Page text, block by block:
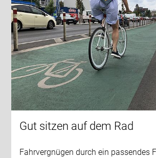
Gut sitzen auf dem Rad
Fahrvergnügen durch ein passendes